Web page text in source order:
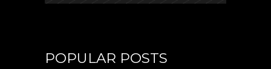
POPULAR POSTS